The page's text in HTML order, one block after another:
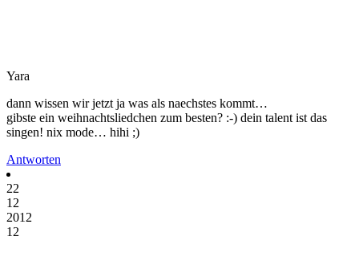
Yara
dann wissen wir jetzt ja was als naechstes kommt…
gibste ein weihnachtsliedchen zum besten? :-) dein talent ist das
singen! nix mode… hihi ;)
Antworten
22
12
2012
12